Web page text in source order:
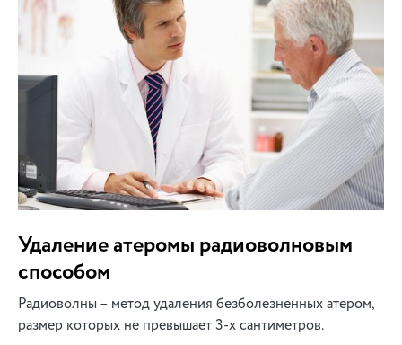
Удаление атеромы радиоволновым
способом
Радиоволны – метод удаления безболезненных атером,
размер которых не превышает 3-х сантиметров.